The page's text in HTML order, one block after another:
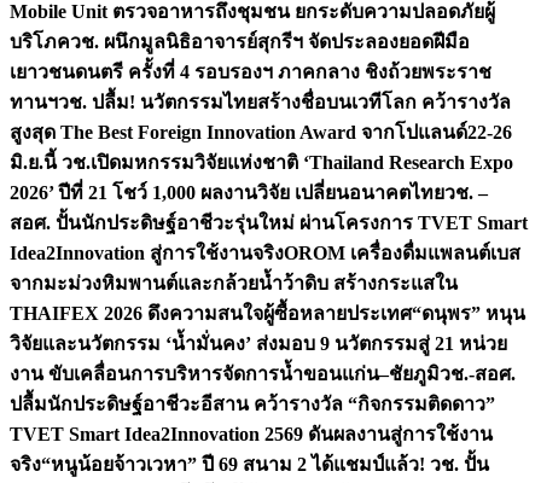
Mobile Unit ตรวจอาหารถึงชุมชน ยกระดับความปลอดภัยผู้
บริโภควช. ผนึกมูลนิธิอาจารย์สุกรีฯ จัดประลองยอดฝีมือ
เยาวชนดนตรี ครั้งที่ 4 รอบรองฯ ภาคกลาง ชิงถ้วยพระราช
ทานฯวช. ปลื้ม! นวัตกรรมไทยสร้างชื่อบนเวทีโลก คว้ารางวัล
สูงสุด The Best Foreign Innovation Award จากโปแลนด์22-26
มิ.ย.นี้ วช.เปิดมหกรรมวิจัยแห่งชาติ ‘Thailand Research Expo
2026’ ปีที่ 21 โชว์ 1,000 ผลงานวิจัย เปลี่ยนอนาคตไทยวช. –
สอศ. ปั้นนักประดิษฐ์อาชีวะรุ่นใหม่ ผ่านโครงการ TVET Smart
Idea2Innovation สู่การใช้งานจริงOROM เครื่องดื่มแพลนต์เบส
จากมะม่วงหิมพานต์และกล้วยน้ำว้าดิบ สร้างกระแสใน
THAIFEX 2026 ดึงความสนใจผู้ซื้อหลายประเทศ“ดนุพร” หนุน
วิจัยและนวัตกรรม ‘น้ำมั่นคง’ ส่งมอบ 9 นวัตกรรมสู่ 21 หน่วย
งาน ขับเคลื่อนการบริหารจัดการน้ำขอนแก่น–ชัยภูมิวช.-สอศ.
ปลื้มนักประดิษฐ์อาชีวะอีสาน คว้ารางวัล “กิจกรรมติดดาว”
TVET Smart Idea2Innovation 2569 ดันผลงานสู่การใช้งาน
จริง“หนูน้อยจ้าวเวหา” ปี 69 สนาม 2 ได้แชมป์แล้ว! วช. ปั้น